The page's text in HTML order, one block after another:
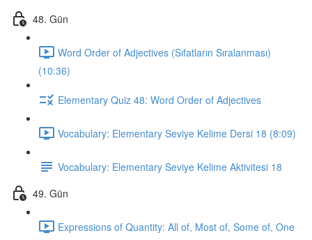
48. Gün
Word Order of Adjectives (Sıfatların Sıralanması)
(10:36)
Elementary Quiz 48: Word Order of Adjectives
Vocabulary: Elementary Seviye Kelime Dersi 18 (8:09)
Vocabulary: Elementary Seviye Kelime Aktivitesi 18
49. Gün
Expressions of Quantity: All of, Most of, Some of, One